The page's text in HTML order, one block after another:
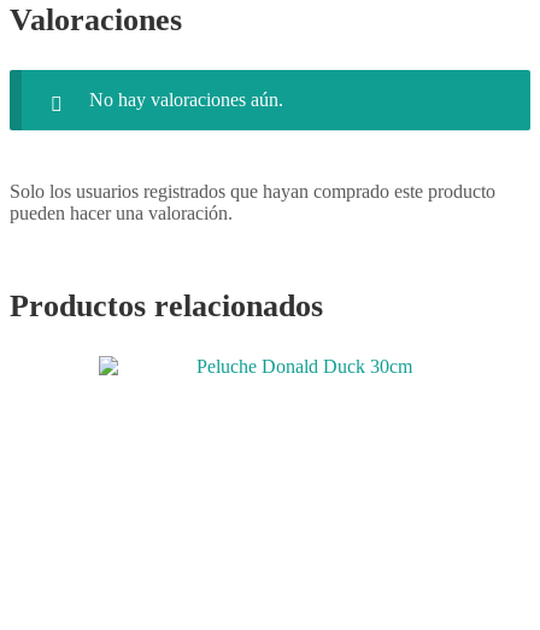
Valoraciones
No hay valoraciones aún.
Solo los usuarios registrados que hayan comprado este producto
pueden hacer una valoración.
Productos relacionados